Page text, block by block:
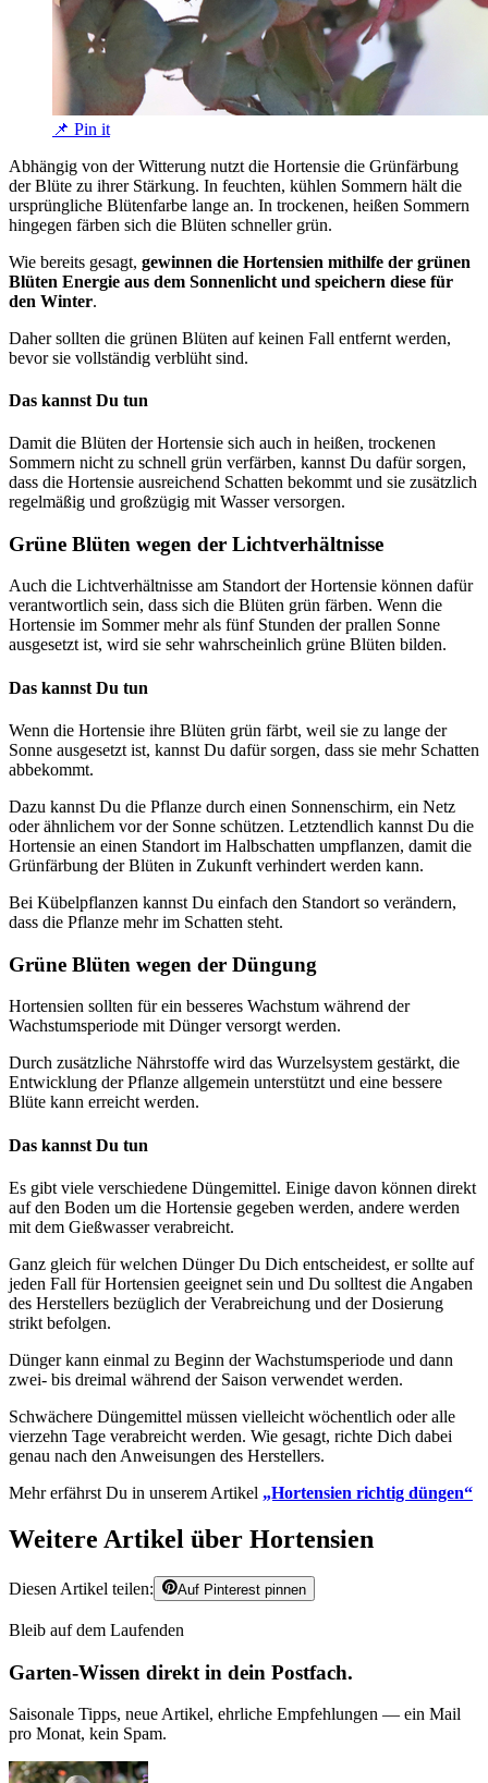
📌 Pin it
Abhängig von der Witterung nutzt die Hortensie die Grünfärbung
der Blüte zu ihrer Stärkung. In feuchten, kühlen Sommern hält die
ursprüngliche Blütenfarbe lange an. In trockenen, heißen Sommern
hingegen färben sich die Blüten schneller grün.
Wie bereits gesagt, gewinnen die Hortensien mithilfe der grünen
Blüten Energie aus dem Sonnenlicht und speichern diese für
den Winter.
Daher sollten die grünen Blüten auf keinen Fall entfernt werden,
bevor sie vollständig verblüht sind.
Das kannst Du tun
Damit die Blüten der Hortensie sich auch in heißen, trockenen
Sommern nicht zu schnell grün verfärben, kannst Du dafür sorgen,
dass die Hortensie ausreichend Schatten bekommt und sie zusätzlich
regelmäßig und großzügig mit Wasser versorgen.
Grüne Blüten wegen der Lichtverhältnisse
Auch die Lichtverhältnisse am Standort der Hortensie können dafür
verantwortlich sein, dass sich die Blüten grün färben. Wenn die
Hortensie im Sommer mehr als fünf Stunden der prallen Sonne
ausgesetzt ist, wird sie sehr wahrscheinlich grüne Blüten bilden.
Das kannst Du tun
Wenn die Hortensie ihre Blüten grün färbt, weil sie zu lange der
Sonne ausgesetzt ist, kannst Du dafür sorgen, dass sie mehr Schatten
abbekommt.
Dazu kannst Du die Pflanze durch einen Sonnenschirm, ein Netz
oder ähnlichem vor der Sonne schützen. Letztendlich kannst Du die
Hortensie an einen Standort im Halbschatten umpflanzen, damit die
Grünfärbung der Blüten in Zukunft verhindert werden kann.
Bei Kübelpflanzen kannst Du einfach den Standort so verändern,
dass die Pflanze mehr im Schatten steht.
Grüne Blüten wegen der Düngung
Hortensien sollten für ein besseres Wachstum während der
Wachstumsperiode mit Dünger versorgt werden.
Durch zusätzliche Nährstoffe wird das Wurzelsystem gestärkt, die
Entwicklung der Pflanze allgemein unterstützt und eine bessere
Blüte kann erreicht werden.
Das kannst Du tun
Es gibt viele verschiedene Düngemittel. Einige davon können direkt
auf den Boden um die Hortensie gegeben werden, andere werden
mit dem Gießwasser verabreicht.
Ganz gleich für welchen Dünger Du Dich entscheidest, er sollte auf
jeden Fall für Hortensien geeignet sein und Du solltest die Angaben
des Herstellers bezüglich der Verabreichung und der Dosierung
strikt befolgen.
Dünger kann einmal zu Beginn der Wachstumsperiode und dann
zwei- bis dreimal während der Saison verwendet werden.
Schwächere Düngemittel müssen vielleicht wöchentlich oder alle
vierzehn Tage verabreicht werden. Wie gesagt, richte Dich dabei
genau nach den Anweisungen des Herstellers.
Mehr erfährst Du in unserem Artikel „Hortensien richtig düngen“
Weitere Artikel über Hortensien
Diesen Artikel teilen: Auf Pinterest pinnen
Bleib auf dem Laufenden
Garten-Wissen direkt in dein Postfach.
Saisonale Tipps, neue Artikel, ehrliche Empfehlungen — ein Mail
pro Monat, kein Spam.